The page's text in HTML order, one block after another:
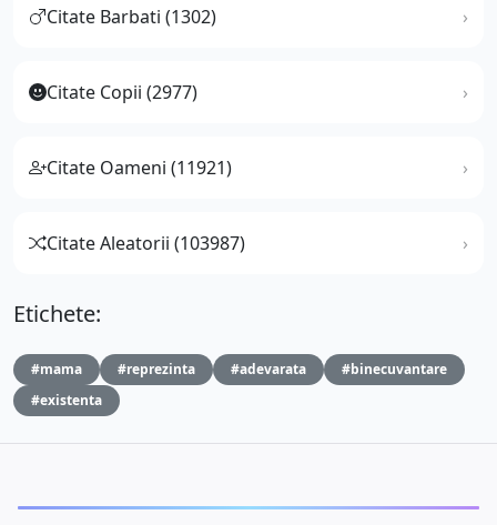
Citate Barbati (1302)
Citate Copii (2977)
Citate Oameni (11921)
Citate Aleatorii (103987)
Etichete:
#mama #reprezinta #adevarata
#binecuvantare
#existenta